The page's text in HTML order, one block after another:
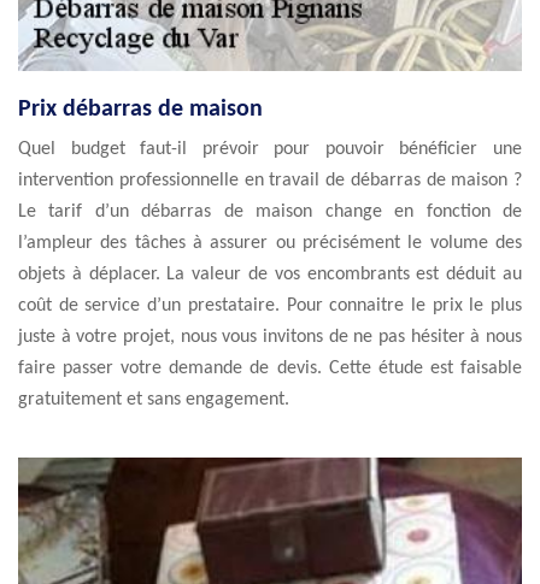
Prix débarras de maison
Quel budget faut-il prévoir pour pouvoir bénéficier une
intervention professionnelle en travail de débarras de maison ?
Le tarif d’un débarras de maison change en fonction de
l’ampleur des tâches à assurer ou précisément le volume des
objets à déplacer. La valeur de vos encombrants est déduit au
coût de service d’un prestataire. Pour connaitre le prix le plus
juste à votre projet, nous vous invitons de ne pas hésiter à nous
faire passer votre demande de devis. Cette étude est faisable
gratuitement et sans engagement.